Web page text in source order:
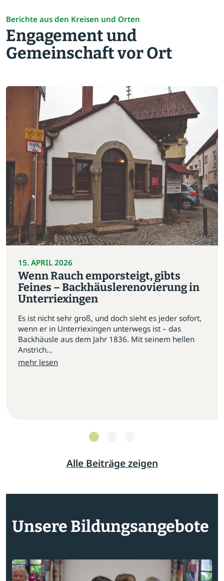
Berichte aus den Kreisen und Orten
Engagement und
Gemeinschaft vor Ort
15. APRIL 2026
Wenn Rauch emporsteigt, gibts
Feines – Backhäuslerenovierung in
Unterriexingen
Es ist nicht sehr groß, und doch sieht es jeder sofort,
wenn er in Unterriexingen unterwegs ist – das
Backhäusle aus dem Jahr 1836. Mit seinem hellen
Anstrich...
mehr lesen
Alle Beiträge zeigen
Unsere Bildungsangebote